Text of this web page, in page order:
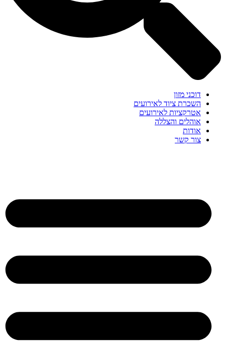
דוכני מזון
השכרת ציוד לאירועים
אטרקציות לאירועים
אוהלים והצללה
אודות
צור קשר